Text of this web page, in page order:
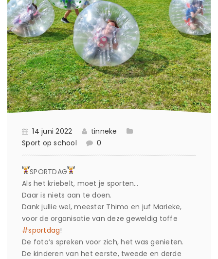
14 juni 2022
tinneke
Sport op school
0
SPORTDAG
Als het kriebelt, moet je sporten…
Daar is niets aan te doen.
Dank jullie wel, meester Thimo en juf Marieke,
voor de organisatie van deze geweldig toffe
#sportdag!
De foto’s spreken voor zich, het was genieten.
De kinderen van het eerste, tweede en derde